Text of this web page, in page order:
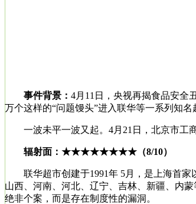
事件背景： 4月11日，央视再揭食品安全
万个这样的“问题馒头”进入联华等一系列知
一波未平一波又起。4月21日，北京市工商
辐射面：★★★★★★★★（8/10）
联华超市创建于1991年 5月，是上海首家
山西、河南、河北、辽宁、吉林、新疆、内
绝非个案，而是存在制度性的漏洞。